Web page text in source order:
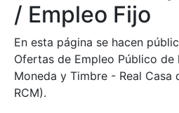
Mostrar/Ocultar
Mostrar/Ocultar
/ Empleo Fijo
En esta página se hacen
Ofertas de Empleo Público de
Moneda y Timbre - Real Casa
RCM).